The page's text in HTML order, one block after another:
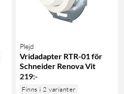
Plejd
Vridadapter RTR-01 för
Schneider Renova Vit
219:-
Finns i 2 varianter